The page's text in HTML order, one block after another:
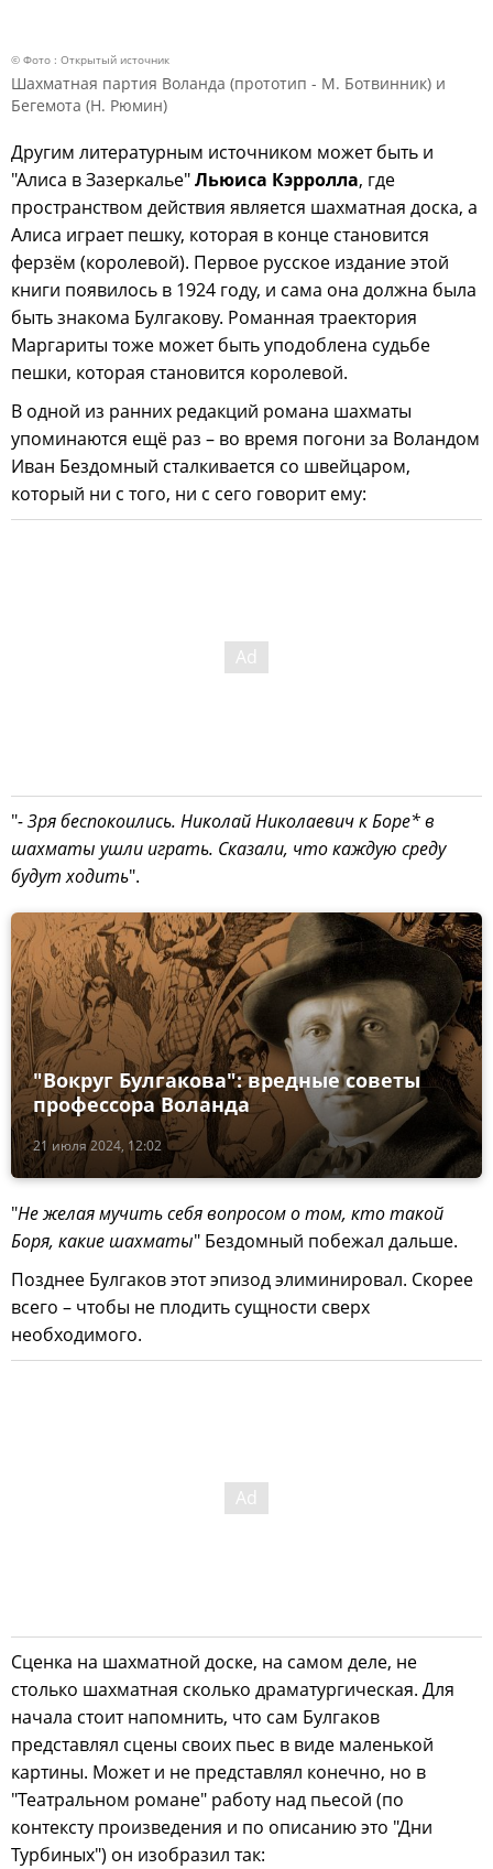
© Фото : Открытый источник
Шахматная партия Воланда (прототип - М. Ботвинник) и
Бегемота (Н. Рюмин)
Другим литературным источником может быть и
"Алиса в Зазеркалье"Льюиса Кэрролла, где
пространством действия является шахматная доска, а
Алиса играет пешку, которая в конце становится
ферзём (королевой). Первое русское издание этой
книги появилось в 1924 году, и сама она должна была
быть знакома Булгакову. Романная траектория
Маргариты тоже может быть уподоблена судьбе
пешки, которая становится королевой.
В одной из ранних редакций романа шахматы
упоминаются ещё раз – во время погони за Воландом
Иван Бездомный сталкивается со швейцаром,
который ни с того, ни с сего говорит ему:
"- Зря беспокоились. Николай Николаевич к Боре* в
шахматы ушли играть. Сказали, что каждую среду
будут ходить".
21 июля 2024, 12:02
"Вокруг Булгакова": вредные советы
профессора Воланда
"Не желая мучить себя вопросом о том, кто такой
Боря, какие шахматы" Бездомный побежал дальше.
Позднее Булгаков этот эпизод элиминировал. Скорее
всего – чтобы не плодить сущности сверх
необходимого.
Сценка на шахматной доске, на самом деле, не
столько шахматная сколько драматургическая. Для
начала стоит напомнить, что сам Булгаков
представлял сцены своих пьес в виде маленькой
картины. Может и не представлял конечно, но в
"Театральном романе" работу над пьесой (по
контексту произведения и по описанию это "Дни
Турбиных") он изобразил так: